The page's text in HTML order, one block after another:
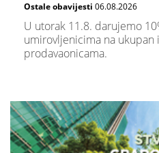
Ostale obavijesti 06.08.2026
U utorak 11.8. darujemo
umirovljenicima na ukupan
prodavaonicama.